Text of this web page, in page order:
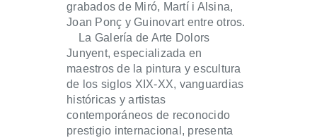
grabados de Miró, Martí i Alsina,
Joan Ponç y Guinovart entre otros.
La Galería de Arte Dolors
Junyent, especializada en
maestros de la pintura y escultura
de los siglos XIX-XX, vanguardias
históricas y artistas
contemporáneos de reconocido
prestigio internacional, presenta